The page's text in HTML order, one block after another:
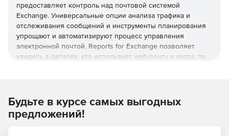
предоставляет контроль над почтовой системой
Exchange. Универсальные опции анализа трафика и
отслеживания сообщений и инструменты планирования
упрощают и автоматизируют процесс управления
электронной почтой. Reports for Exchange позволяет
увидеть в деталях, кто использует web-почту и когда, по
средах.
Будьте в курсе самых выгодных
предложений!